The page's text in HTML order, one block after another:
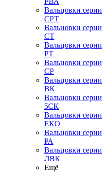
Вальцовки серии
СРТ
Вальцовки серии
СТ
Вальцовки серии
РТ
Вальцовки серии
СР
Вальцовки серии
ВК
Вальцовки серии
5СК
Вальцовки серии
ЕКО
Вальцовки серии
РА
Вальцовки серии
ЛВК
Ещё